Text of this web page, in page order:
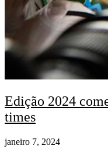
Edição 2024
times
janeiro 7, 2024